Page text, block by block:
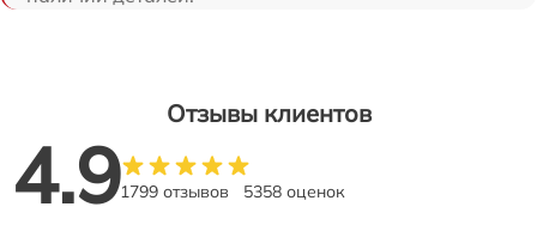
Отзывы клиентов
4.91799 отзывов 5358 оценок